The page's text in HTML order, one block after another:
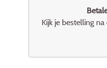
Kijk je bestelling na